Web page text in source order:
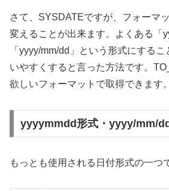
さて、SYSDATEですが、フォーマ
変えることが出来ます。よくある「
「yyyy/mm/dd」という形式にする
いやすくすると言った方法です。
欲しいフォーマットで取得できます。
yyyymmdd形式・yyyy/mm/
もっとも使用される日付形式の一つ